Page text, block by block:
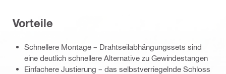
Vorteile
Schnellere Montage – Drahtseilabhängungssets sind
eine deutlich schnellere Alternative zu Gewindestangen
Einfachere Justierung – das selbstverriegelnde Schloss